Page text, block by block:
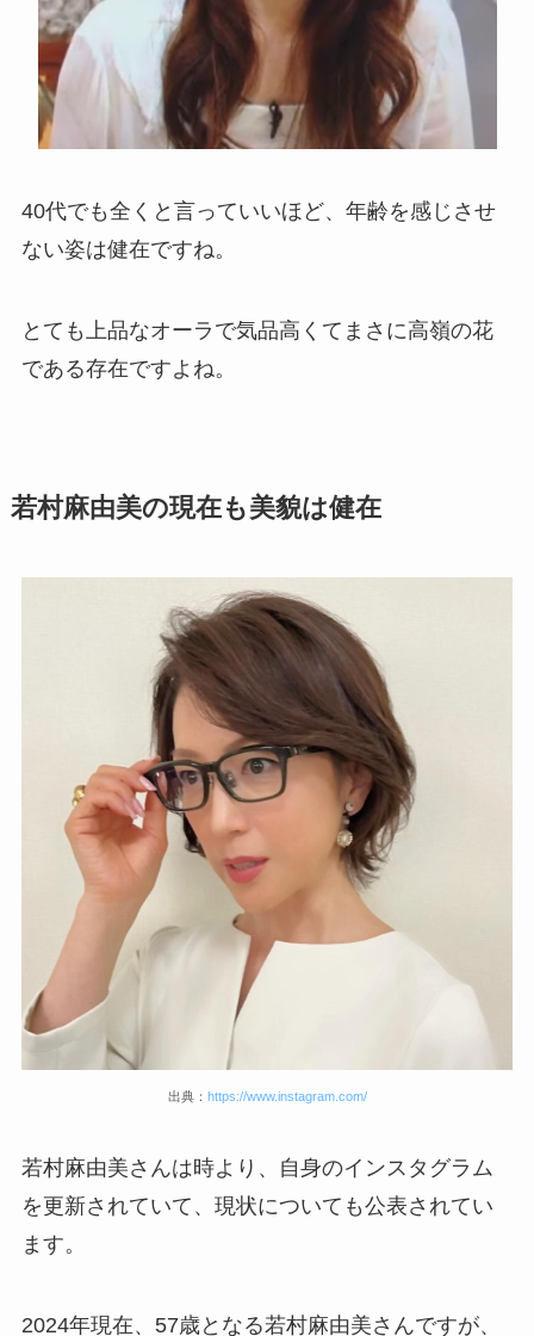
40代でも全くと言っていいほど、年齢を感じさせ
ない姿は健在ですね。
とても上品なオーラで気品高くてまさに高嶺の花
である存在ですよね。
若村麻由美の現在も美貌は健在
出典： https://www.instagram.com/
若村麻由美さんは時より、自身のインスタグラム
を更新されていて、現状についても公表されてい
ます。
2024年現在、57歳となる若村麻由美さんですが、